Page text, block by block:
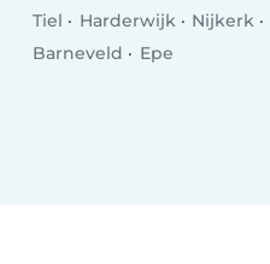
Tiel
Harderwijk Nijkerk
Barneveld
Epe